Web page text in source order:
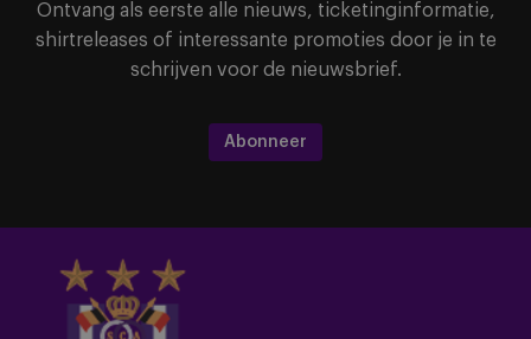
Ontvang als eerste alle nieuws, ticketinginformatie,
shirtreleases of interessante promoties door je in te
schrijven voor de nieuwsbrief.
Abonneer